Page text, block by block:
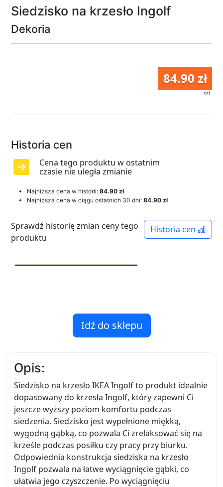
Siedzisko na krzesło Ingolf
Dekoria
84.90 zł
szt
Historia cen
Cena tego produktu w ostatnim
czasie nie uległa zmianie
Najniższa cena w historii: 84.90 zł
Najniższa cena w ciągu ostatnich 30 dni: 84.90 zł
Historia cen
Sprawdź historię zmian ceny tego
produktu
Idź do sklepu
Opis:
Siedzisko na krzesło IKEA Ingolf to produkt idealnie
dopasowany do krzesła Ingolf, który zapewni Ci
jeszcze wyższy poziom komfortu podczas
siedzenia. Siedzisko jest wypełnione miękką,
wygodną gąbką, co pozwala Ci zrelaksować się na
krześle podczas posiłku czy pracy przy biurku.
Odpowiednia konstrukcja siedziska na krzesło
Ingolf pozwala na łatwe wyciągnięcie gąbki, co
ułatwia jego czyszczenie. Po wyciągnięciu